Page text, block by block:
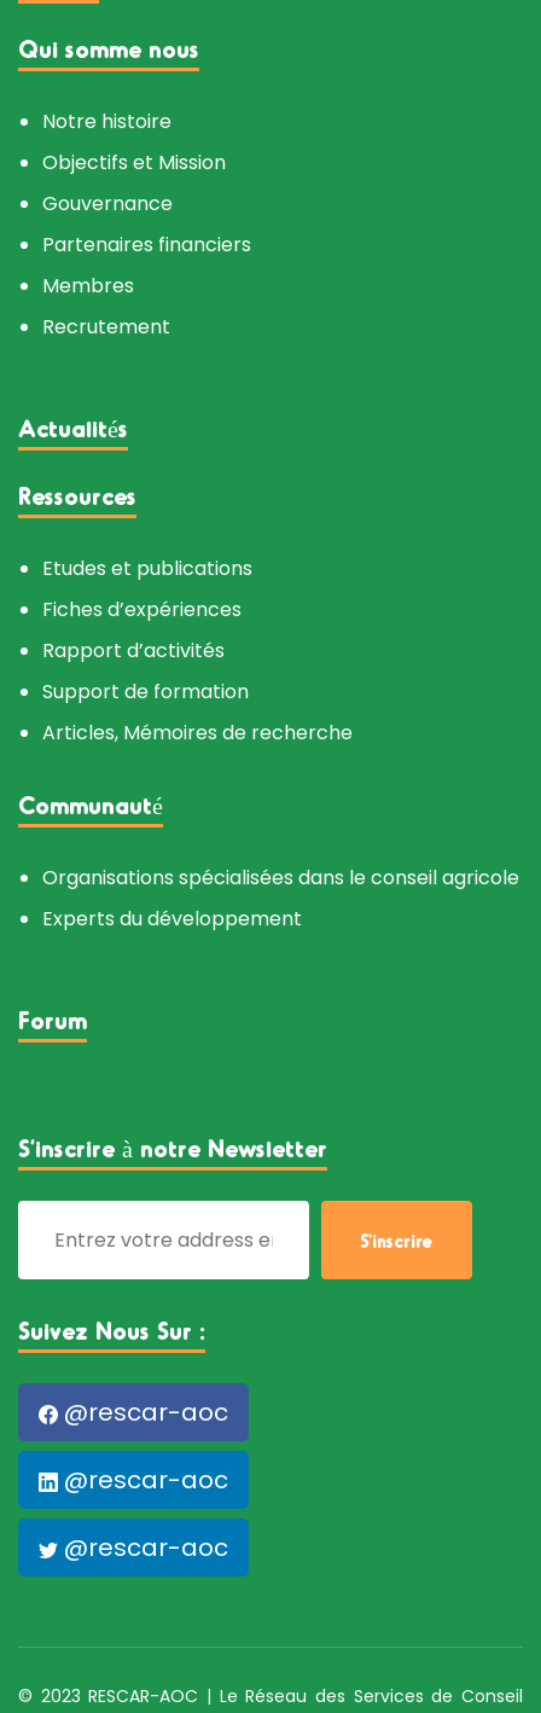
Qui somme nous
Notre histoire
Objectifs et Mission
Gouvernance
Partenaires financiers
Membres
Recrutement
Actualités
Ressources
Etudes et publications
Fiches d’expériences
Rapport d’activités
Support de formation
Articles, Mémoires de recherche
Communauté
Organisations spécialisées dans le conseil agricole
Experts du développement
Forum
S’inscrire à notre Newsletter
Suivez Nous Sur :
@rescar-aoc
@rescar-aoc
@rescar-aoc
© 2023 RESCAR-AOC | Le Réseau des Services de Conseil